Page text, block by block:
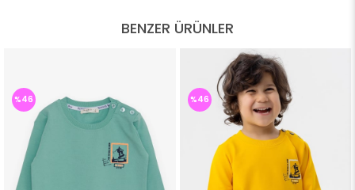
BENZER ÜRÜNLER
%46 %46